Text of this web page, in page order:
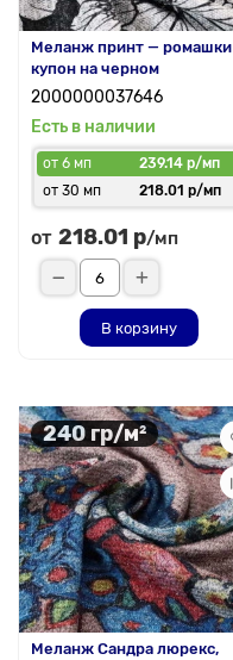
Меланж принт — ромашки
купон на черном
2000000037646
Есть в наличии
от 6 мп
239.14 р/мп
от 30 мп
218.01 р/мп
от 218.01 р/мп
В корзину
240 гр/м²
Меланж Сандра люрекс,